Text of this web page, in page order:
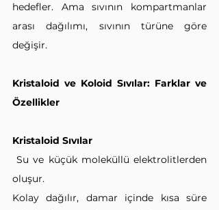
hedefler. Ama sıvının kompartmanlar
arası dağılımı, sıvının türüne göre
değişir.
Kristaloid ve Koloid Sıvılar: Farklar ve
Özellikler
Kristaloid Sıvılar
Su ve küçük moleküllü elektrolitlerden
oluşur.
Kolay dağılır, damar içinde kısa süre